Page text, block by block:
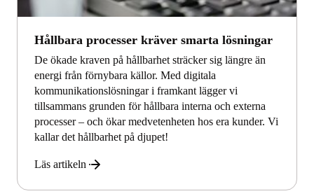
Hållbara processer kräver smarta lösningar
De ökade kraven på hållbarhet sträcker sig längre än
energi från förnybara källor. Med digitala
kommunikationslösningar i framkant lägger vi
tillsammans grunden för hållbara interna och externa
processer – och ökar medvetenheten hos era kunder. Vi
kallar det hållbarhet på djupet!
Läs artikeln